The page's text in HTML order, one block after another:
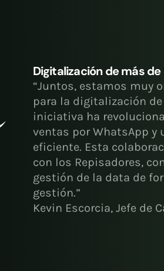
Digitalización de más
“Juntos, estamos muy
para la digitalización
iniciativa ha
ventas por WhatsApp y
eficiente. Esta
con los Repisadores,
gestión de la data de
gestión.”
Kevin Escorcia, Jefe de